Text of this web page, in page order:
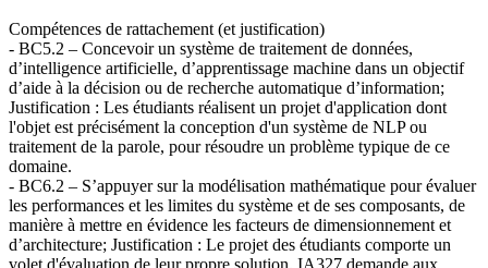
Compétences de rattachement (et justification)
- BC5.2 – Concevoir un système de traitement de données,
d’intelligence artificielle, d’apprentissage machine dans un objectif
d’aide à la décision ou de recherche automatique d’information;
Justification : Les étudiants réalisent un projet d'application dont
l'objet est précisément la conception d'un système de NLP ou
traitement de la parole, pour résoudre un problème typique de ce
domaine.
- BC6.2 – S’appuyer sur la modélisation mathématique pour évaluer
les performances et les limites du système et de ses composants, de
manière à mettre en évidence les facteurs de dimensionnement et
d’architecture; Justification : Le projet des étudiants comporte un
volet d'évaluation de leur propre solution. IA327 demande aux